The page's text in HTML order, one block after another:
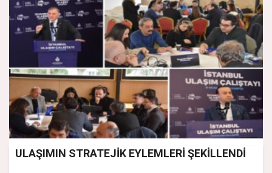
ULAŞIMIN STRATEJİK EYLEMLERİ ŞEKİLLENDİ